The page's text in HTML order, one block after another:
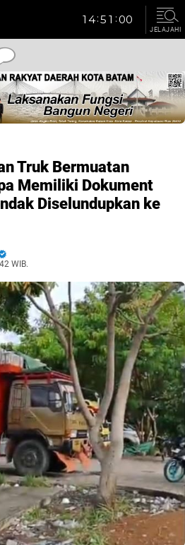
JELAJAHI
Truk Bermuatan
Memiliki Dokument
Diselundupkan ke
WIB.